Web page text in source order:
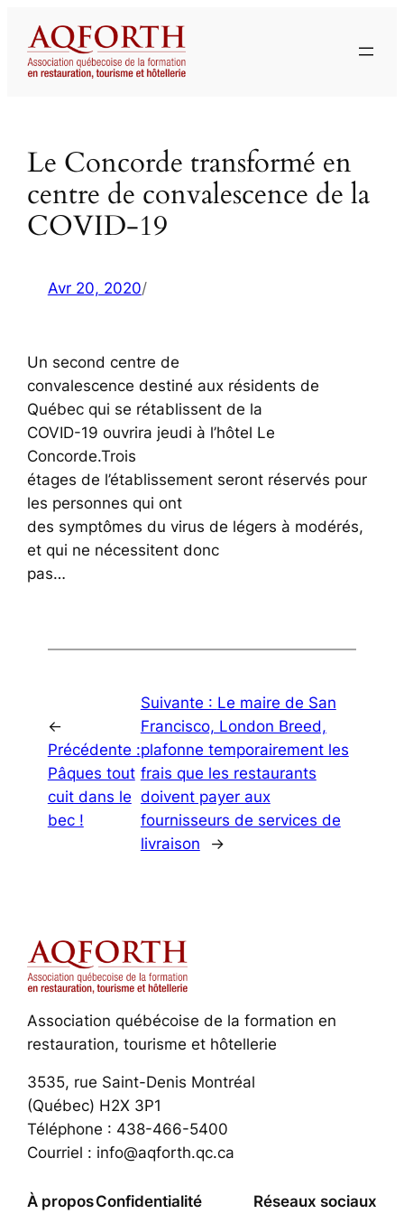
contenu
Le Concorde transformé en
centre de convalescence de la
COVID-19
Avr 20, 2020/
Un second centre de
convalescence destiné aux résidents de
Québec qui se rétablissent de la
COVID-19 ouvrira jeudi à l’hôtel Le
Concorde.Trois
étages de l’établissement seront réservés pour
les personnes qui ont
des symptômes du virus de légers à modérés,
et qui ne nécessitent donc
pas…
←
Précédente :
Pâques tout
cuit dans le
bec !
Suivante : Le maire de San
Francisco, London Breed,
plafonne temporairement les
frais que les restaurants
doivent payer aux
fournisseurs de services de
livraison
→
Association québécoise de la formation en
restauration, tourisme et hôtellerie
3535, rue Saint-Denis Montréal
(Québec) H2X 3P1
Téléphone : 438-466-5400
Courriel : info@aqforth.qc.ca
À proposConfidentialité Réseaux sociaux